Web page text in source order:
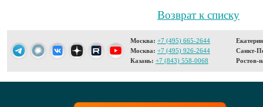
Возврат к списку
Москва: +7 (495) 665-2644
Москва: +7 (495) 926-2644
Казань: +7 (843) 558-0068
Санкт-
Ростов-